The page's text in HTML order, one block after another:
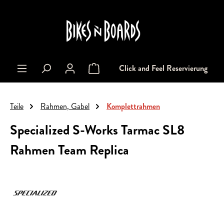
Warenkorb enthält 0 Positionen. Der
Click and Feel Reservierung
Teile Rahmen, Gabel Komplettrahmen
Specialized S-Works Tarmac SL8
Rahmen Team Replica